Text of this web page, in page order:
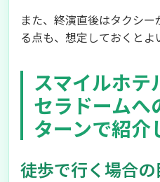
また、終演直後はタクシ
る点も、想定しておくとよ
スマイルホテ
セラドームへ
ターンで紹介
徒歩で行く場合